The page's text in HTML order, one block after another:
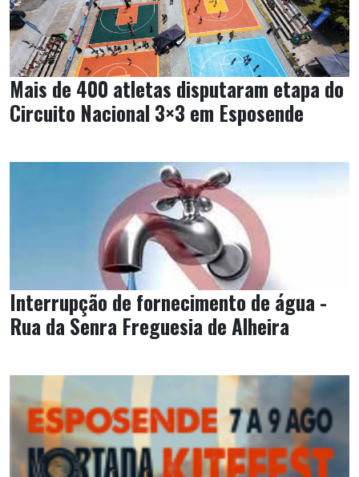
Mais de 400 atletas disputaram etapa do
Circuito Nacional 3×3 em Esposende
Interrupção de fornecimento de água -
Rua da Senra Freguesia de Alheira